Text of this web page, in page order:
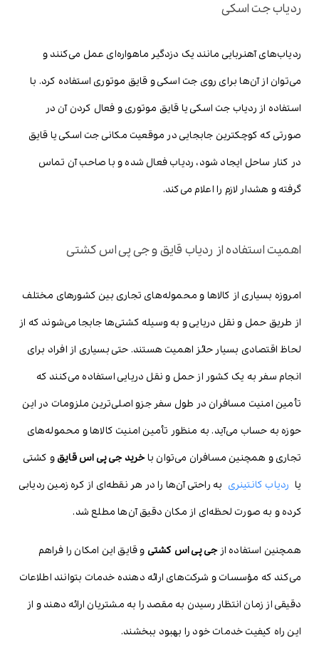
ردیاب جت اسکی
ردیاب‌های آهنربایی مانند یک دزدگیر ماهواره‌ای عمل می‌کنند و
می‌توان از آن‌ها برای روی جت اسکی و قایق موتوری استفاده کرد. با
استفاده از ردیاب جت اسکی یا قایق موتوری و فعال کردن آن در
صورتی که کوچکترین جابجایی در موقعیت مکانی جت اسکی یا قایق
در کنار ساحل ایجاد شود، ردیاب فعال شده و با صاحب آن تماس
گرفته و هشدار لازم را اعلام می‌کند.
اهمیت استفاده از ردیاب قایق و جی پی اس کشتی
امروزه بسیاری از کالاها و محموله‌های تجاری بین کشورهای مختلف
از طریق حمل و نقل دریایی و به وسیله کشتی‌ها جابجا می‌شوند که از
لحاظ اقتصادی بسیار حائز اهمیت هستند. حتی بسیاری از افراد برای
انجام سفر به یک کشور از حمل و نقل دریایی استفاده می‌کنند که
تأمین امنیت مسافران در طول سفر جزو اصلی‌ترین ملزومات در این
حوزه به حساب می‌آید. به منظور تأمین امنیت کالاها و محموله‌های
تجاری و همچنین مسافران می‌توان باخرید جی پی اس قایق و کشتی
یا ردیاب کانتینری به راحتی آن‌ها را در هر نقطه‌ای از کره زمین ردیابی
کرده و به صورت لحظه‌ای از مکان دقیق آن‌ها مطلع شد.
همچنین استفاده ازجی پی اس کشتی و قایق این امکان را فراهم
می‌کند که مؤسسات و شرکت‌های ارائه دهنده خدمات بتوانند اطلاعات
دقیقی از زمان انتظار رسیدن به مقصد را به مشتریان ارائه دهند و از
این راه کیفیت خدمات خود را بهبود ببخشند.